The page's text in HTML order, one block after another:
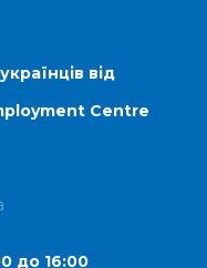
від
Centre
до 16:00